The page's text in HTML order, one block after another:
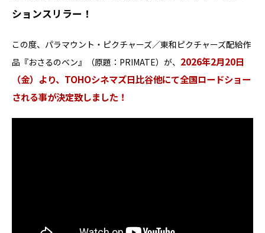
ションスリラー！
この度、パラマウント・ピクチャーズ／東和ピクチャーズ配給作
品『おさるのベン』（原題：PRIMATE）が、 2026年2月20日
（金）より、TOHOシネマズ日比谷他にて全国ロードショー
される事が決定致しました！